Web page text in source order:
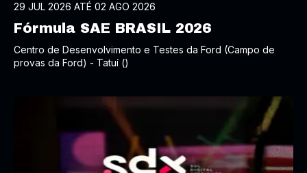
29 JUL 2026 ATÉ 02 AGO 2026
Fórmula SAE BRASIL 2026
Centro de Desenvolvimento e Testes da Ford (Campo de
provas da Ford) - Tatuí ()